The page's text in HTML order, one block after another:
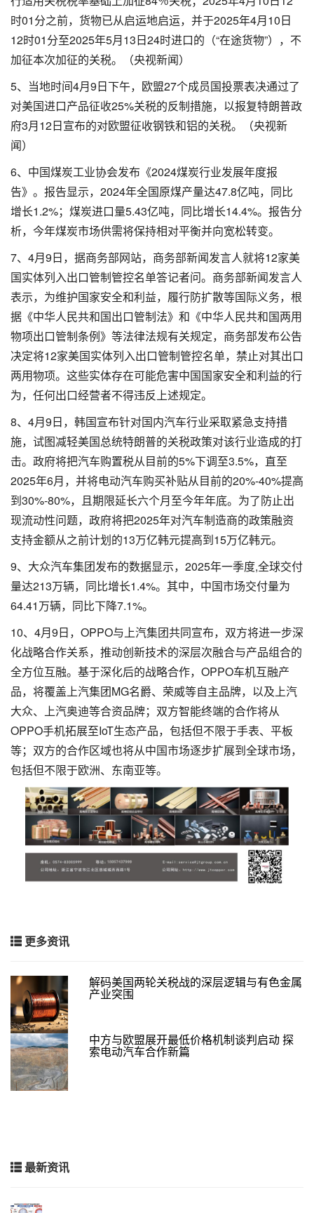
时01分之前，货物已从启运地启运，并于2025年4月10日
12时01分至2025年5月13日24时进口的（“在途货物”），不
加征本次加征的关税。（央视新闻）
5、当地时间4月9日下午，欧盟27个成员国投票表决通过了
对美国进口产品征收25%关税的反制措施，以报复特朗普政
府3月12日宣布的对欧盟征收钢铁和铝的关税。（央视新
闻）
6、中国煤炭工业协会发布《2024煤炭行业发展年度报
告》。报告显示，2024年全国原煤产量达47.8亿吨，同比
增长1.2%；煤炭进口量5.43亿吨，同比增长14.4%。报告分
析，今年煤炭市场供需将保持相对平衡并向宽松转变。
7、4月9日，据商务部网站，商务部新闻发言人就将12家美
国实体列入出口管制管控名单答记者问。商务部新闻发言人
表示，为维护国家安全和利益，履行防扩散等国际义务，根
据《中华人民共和国出口管制法》和《中华人民共和国两用
物项出口管制条例》等法律法规有关规定，商务部发布公告
决定将12家美国实体列入出口管制管控名单，禁止对其出口
两用物项。这些实体存在可能危害中国国家安全和利益的行
为，任何出口经营者不得违反上述规定。
8、4月9日，韩国宣布针对国内汽车行业采取紧急支持措
施，试图减轻美国总统特朗普的关税政策对该行业造成的打
击。政府将把汽车购置税从目前的5%下调至3.5%，直至
2025年6月，并将电动汽车购买补贴从目前的20%-40%提高
到30%-80%，且期限延长六个月至今年年底。为了防止出
现流动性问题，政府将把2025年对汽车制造商的政策融资
支持金额从之前计划的13万亿韩元提高到15万亿韩元。
9、大众汽车集团发布的数据显示，2025年一季度,全球交付
量达213万辆，同比增长1.4%。其中，中国市场交付量为
64.41万辆，同比下降7.1%。
10、4月9日，OPPO与上汽集团共同宣布，双方将进一步深
化战略合作关系，推动创新技术的深层次融合与产品组合的
全方位互融。基于深化后的战略合作，OPPO车机互融产
品，将覆盖上汽集团MG名爵、荣威等自主品牌，以及上汽
大众、上汽奥迪等合资品牌；双方智能终端的合作将从
OPPO手机拓展至IoT生态产品，包括但不限于手表、平板
等；双方的合作区域也将从中国市场逐步扩展到全球市场，
包括但不限于欧洲、东南亚等。
更多资讯
解码美国两轮关税战的深层逻辑与有色金属
产业突围
中方与欧盟展开最低价格机制谈判启动 探
索电动汽车合作新篇
最新资讯